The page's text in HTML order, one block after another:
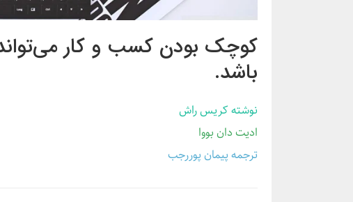
کوچک بودن کسب و کار
باشد.
نوشته کریس راش
ادیت دان بووا
ترجمه پیمان پوررجب